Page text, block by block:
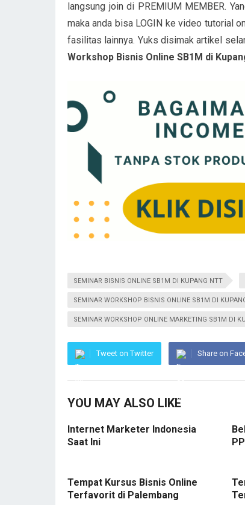
langsung join di PREMIUM MEMBER.
maka anda bisa LOGIN ke video tutorial
fasilitas lainnya. Yuks disimak artikel
Workshop Bisnis Online SB1M di
SEMINAR BISNIS ONLINE SB1M DI KUPANG NTT
SEMINAR WORKSHOP BISNIS ONLINE SB1M DI
SEMINAR WORKSHOP ONLINE MARKETING SB1M DI
Tweet on Twitter Share on
YOU MAY ALSO LIKE
Internet Marketer Indonesia
Saat Ini
Tempat Kursus Bisnis Online
Terfavorit di Palembang